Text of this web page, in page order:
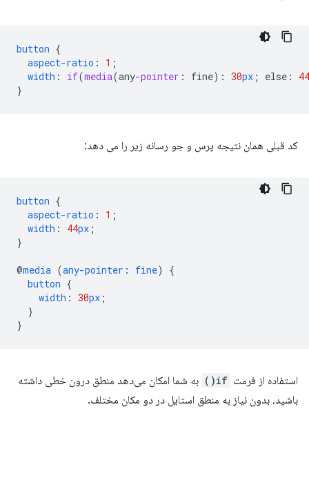
button {
aspect-ratio : 1 ;
width : if(media(any-pointer : fine) : 30px ; else :
44
}
کد قبلی همان نتیجه پرس و جو رسانه زیر را می دهد:
button {
aspect-ratio : 1 ;
width : 44px ;
}
@media (any-pointer : fine)
{
button {
width : 30px ;
}
}
استفاده از فرمت if()
به شما امکان می‌دهد منطق درون خطی داشته
باشید، بدون نیاز به منطق استایل در دو مکان مختلف.